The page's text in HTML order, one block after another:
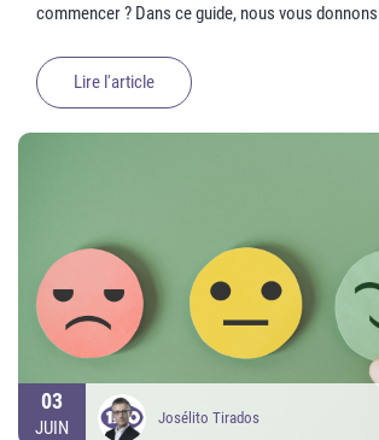
commencer ? Dans ce guide, nous vous
Lire l'article
03
JUIN Josélito Tirados